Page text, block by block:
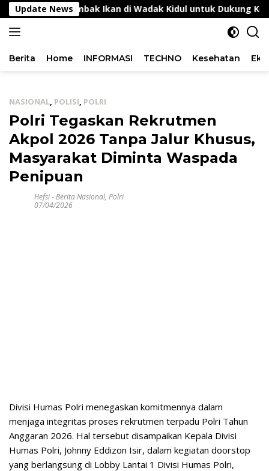
Langsung
ke
konten
Update News
Tambak Ikan di Wadak Kidul untuk Dukung
Berita Home INFORMASI TECHNO Kesehatan
NASIONAL, POLISI, POLRI
Polri Tegaskan Rekrutmen
Akpol 2026 Tanpa Jalur Khusus,
Masyarakat Diminta Waspada
Penipuan
Hefsi-Berita Nasional, Polri
07/04/2026
Divisi Humas Polri menegaskan komitmennya dalam
menjaga integritas proses rekrutmen terpadu Polri Tahun
Anggaran 2026. Hal tersebut disampaikan Kepala Divisi
Humas Polri, Johnny Eddizon Isir, dalam kegiatan doorstop
yang berlangsung di Lobby Lantai 1 Divisi Humas Polri,